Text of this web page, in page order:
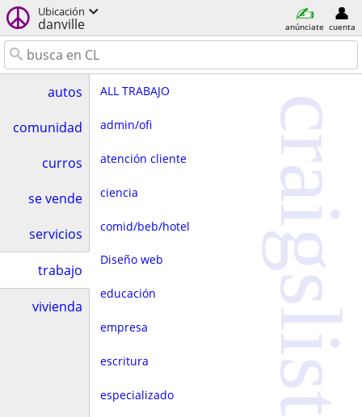
Ubicación
danville anúnciate cuenta
autos
comunidad
curros
se vende
servicios
trabajo
vivienda
ALL TRABAJO
admin/ofi
atención cliente
ciencia
comid/beb/hotel
Diseño web
educación
empresa
escritura
especializado craigslist